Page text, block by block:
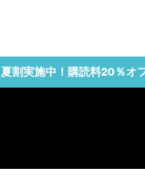
夏割実施中！購読料20％オフ